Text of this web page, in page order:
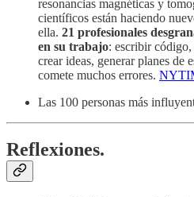
resonancias magnéticas y
científicos están haciendo
ella. 21 profesionales
en su trabajo: escribir
crear ideas, generar planes de
comete muchos errores.
Las 100 personas más
Reflexiones.